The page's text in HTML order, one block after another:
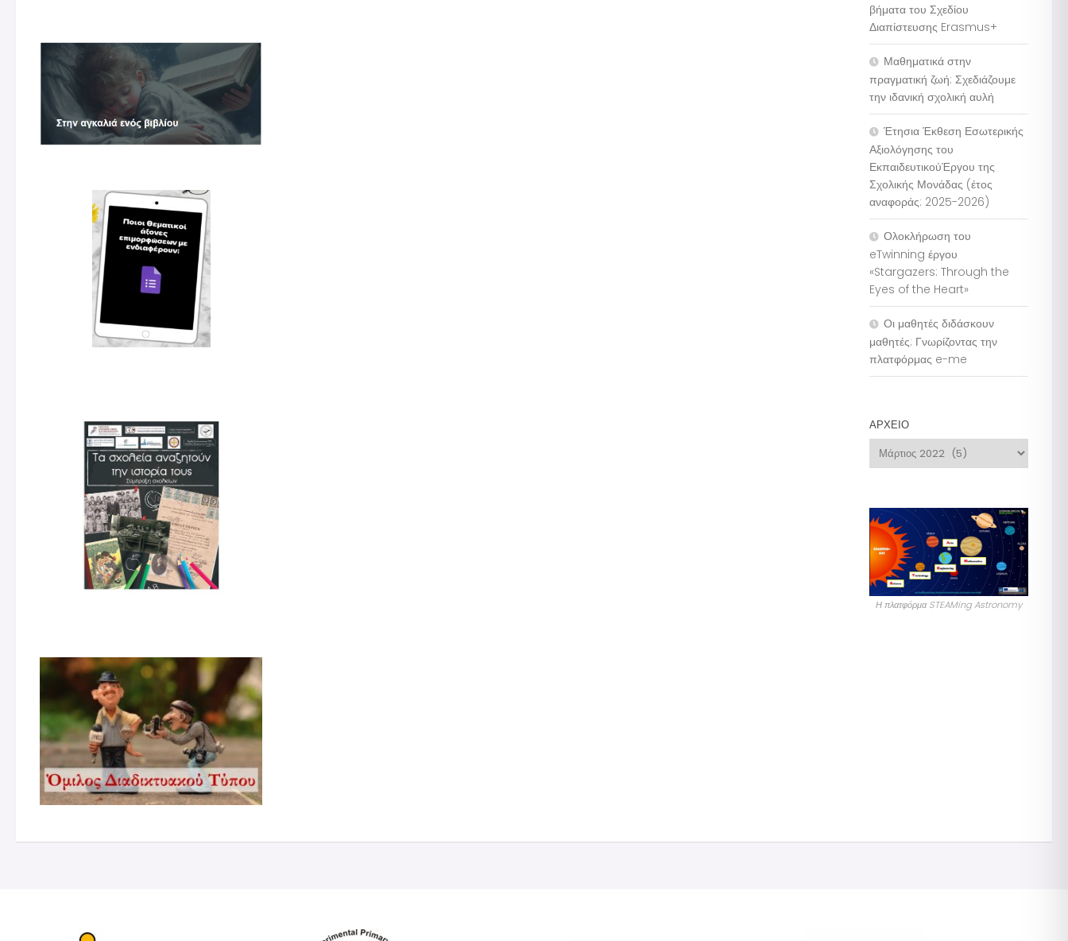
βήματα του Σχεδίου
Διαπίστευσης Erasmus+
Μαθηματικά στην
πραγματική ζωή: Σχεδιάζουμε
την ιδανική σχολική αυλή
Έτησια Έκθεση Εσωτερικής
Αξιολόγησης του
ΕκπαιδευτικούΈργου της
Σχολικής Μονάδας (έτος
αναφοράς: 2025-2026)
Ολοκλήρωση του
eTwinning έργου
«Stargazers: Through the
Eyes of the Heart»
Οι μαθητές διδάσκουν
μαθητές: Γνωρίζοντας την
πλατφόρμας e-me
ΑΡΧΕΊΟ
Αρχείο
Η πλατφόρμα STEAMing Astronomy